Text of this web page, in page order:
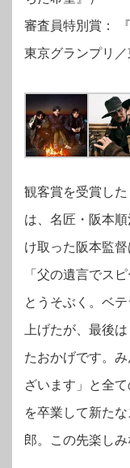
審査員特別賞：
東京グランプリ／
観客賞を受賞し
は、名匠・阪本
け取った阪本監
「父の遺言でス
とうそぶく。ベ
上げたが、最後
たおかげです。
ざいます」と全
を卒業して新た
郎。この先楽しみ